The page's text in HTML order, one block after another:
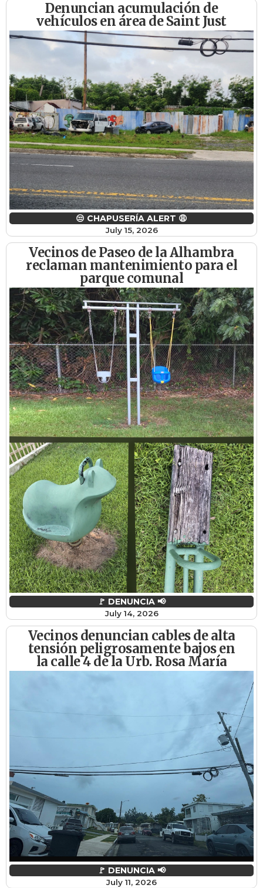
Denuncian acumulación de
vehículos en área de Saint Just
😒 CHAPUSERÍA ALERT 😩
July 15, 2026
Vecinos de Paseo de la Alhambra
reclaman mantenimiento para el
parque comunal
🚩 DENUNCIA 📢
July 14, 2026
Vecinos denuncian cables de alta
tensión peligrosamente bajos en
la calle 4 de la Urb. Rosa María
🚩 DENUNCIA 📢
July 11, 2026